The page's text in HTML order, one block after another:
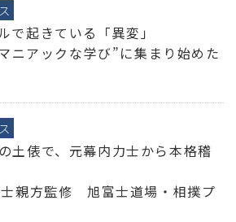
で起きている「異変」
ニアックな学び”に集まり始めた
土俵で、元幕内力士から本格稽
親方監修　旭富士道場・相撲プ